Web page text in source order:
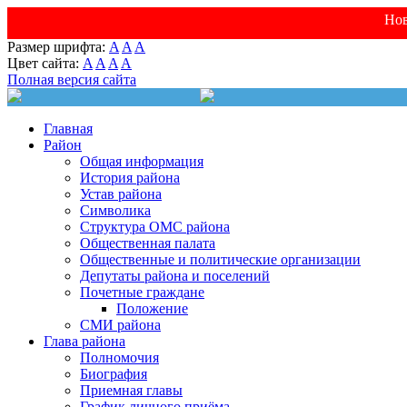
Размер шрифта: A A A
Цвет сайта: A A A A
Полная версия сайта
Главная
Район
Общая информация
История района
Устав района
Символика
Структура ОМС района
Общественная палата
Общественные и политические организации
Депутаты района и поселений
Почетные граждане
Положение
СМИ района
Глава района
Полномочия
Биография
Приемная главы